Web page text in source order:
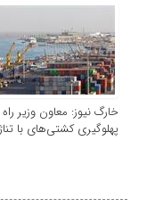
خارگ نیوز: معاون وزیر
پهلوگیری کشتی‌های با تناژ ۵۰ هزار ت